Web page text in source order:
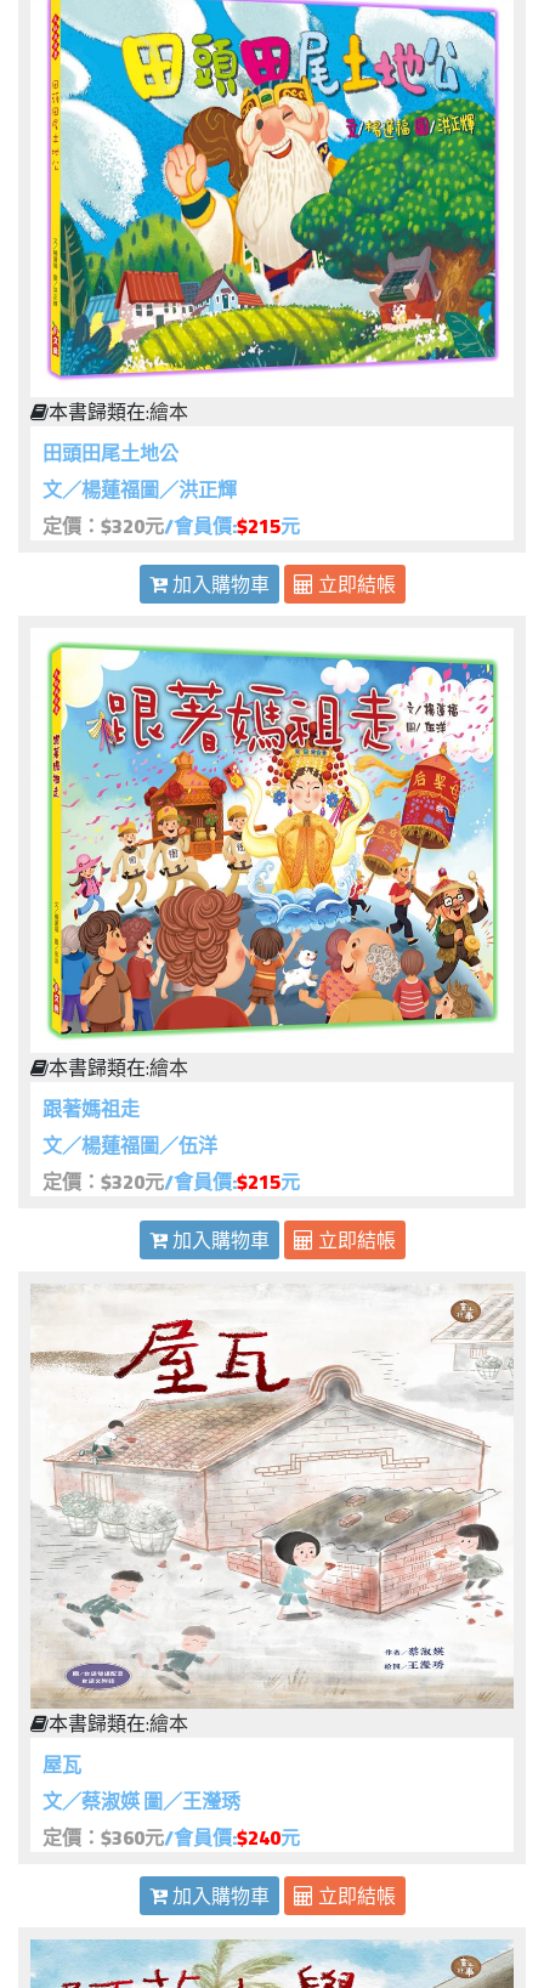
本書歸類在:繪本
田頭田尾土地公
文／楊蓮福圖／洪正輝
定價：$320元/會員價:$215元
加入購物車
立即結帳
本書歸類在:繪本
跟著媽祖走
文／楊蓮福圖／伍洋
定價：$320元/會員價:$215元
加入購物車
立即結帳
本書歸類在:繪本
屋瓦
文／蔡淑媖 圖／王瀅琇
定價：$360元/會員價:$240元
加入購物車
立即結帳